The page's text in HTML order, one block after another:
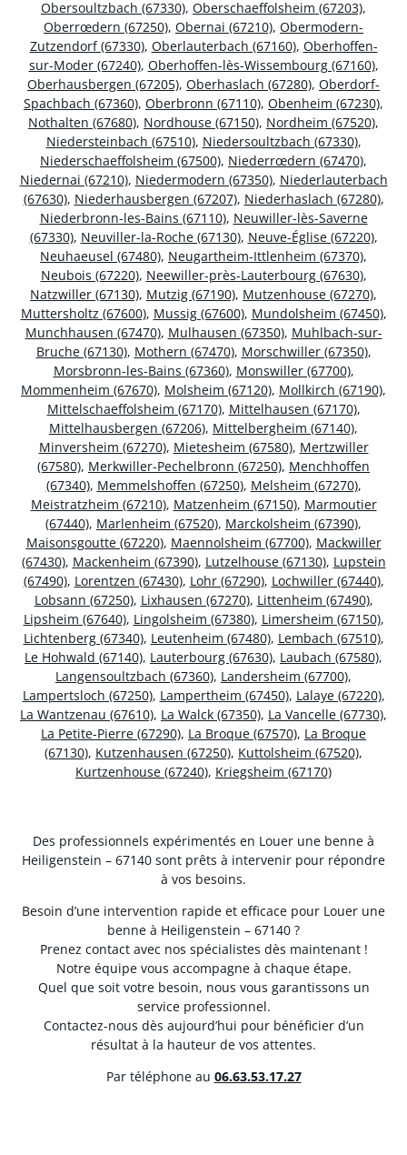
Obersoultzbach (67330), Oberschaeffolsheim (67203),
Oberrœdern (67250), Obernai (67210), Obermodern-
Zutzendorf (67330), Oberlauterbach (67160), Oberhoffen-
sur-Moder (67240), Oberhoffen-lès-Wissembourg (67160),
Oberhausbergen (67205), Oberhaslach (67280), Oberdorf-
Spachbach (67360), Oberbronn (67110), Obenheim (67230),
Nothalten (67680), Nordhouse (67150), Nordheim (67520),
Niedersteinbach (67510), Niedersoultzbach (67330),
Niederschaeffolsheim (67500), Niederrœdern (67470),
Niedernai (67210), Niedermodern (67350), Niederlauterbach
(67630), Niederhausbergen (67207), Niederhaslach (67280),
Niederbronn-les-Bains (67110), Neuwiller-lès-Saverne
(67330), Neuviller-la-Roche (67130), Neuve-Église (67220),
Neuhaeusel (67480), Neugartheim-Ittlenheim (67370),
Neubois (67220), Neewiller-près-Lauterbourg (67630),
Natzwiller (67130), Mutzig (67190), Mutzenhouse (67270),
Muttersholtz (67600), Mussig (67600), Mundolsheim (67450),
Munchhausen (67470), Mulhausen (67350), Muhlbach-sur-
Bruche (67130), Mothern (67470), Morschwiller (67350),
Morsbronn-les-Bains (67360), Monswiller (67700),
Mommenheim (67670), Molsheim (67120), Mollkirch (67190),
Mittelschaeffolsheim (67170), Mittelhausen (67170),
Mittelhausbergen (67206), Mittelbergheim (67140),
Minversheim (67270), Mietesheim (67580), Mertzwiller
(67580), Merkwiller-Pechelbronn (67250), Menchhoffen
(67340), Memmelshoffen (67250), Melsheim (67270),
Meistratzheim (67210), Matzenheim (67150), Marmoutier
(67440), Marlenheim (67520), Marckolsheim (67390),
Maisonsgoutte (67220), Maennolsheim (67700), Mackwiller
(67430), Mackenheim (67390), Lutzelhouse (67130), Lupstein
(67490), Lorentzen (67430), Lohr (67290), Lochwiller (67440),
Lobsann (67250), Lixhausen (67270), Littenheim (67490),
Lipsheim (67640), Lingolsheim (67380), Limersheim (67150),
Lichtenberg (67340), Leutenheim (67480), Lembach (67510),
Le Hohwald (67140), Lauterbourg (67630), Laubach (67580),
Langensoultzbach (67360), Landersheim (67700),
Lampertsloch (67250), Lampertheim (67450), Lalaye (67220),
La Wantzenau (67610), La Walck (67350), La Vancelle (67730),
La Petite-Pierre (67290), La Broque (67570), La Broque
(67130), Kutzenhausen (67250), Kuttolsheim (67520),
Kurtzenhouse (67240), Kriegsheim (67170)
Des professionnels expérimentés en Louer une benne à
Heiligenstein – 67140 sont prêts à intervenir pour répondre
à vos besoins.
Besoin d’une intervention rapide et efficace pour Louer une
benne à Heiligenstein – 67140 ?
Prenez contact avec nos spécialistes dès maintenant !
Notre équipe vous accompagne à chaque étape.
Quel que soit votre besoin, nous vous garantissons un
service professionnel.
Contactez-nous dès aujourd’hui pour bénéficier d’un
résultat à la hauteur de vos attentes.
Par téléphone au 06.63.53.17.27